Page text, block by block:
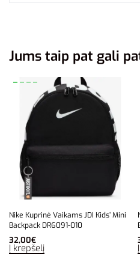
Jums taip pat gali
Nike Kuprinė Vaikams JDI Kids’ Mini
Backpack DR6091-010
32,00€
Į krepšelį